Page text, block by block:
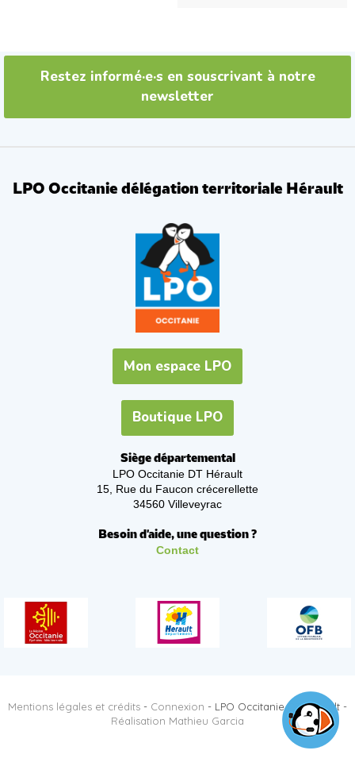
Restez informé·e·s en souscrivant à notre
newsletter
LPO Occitanie délégation territoriale Hérault
Mon espace LPO
Boutique LPO
Siège départemental
LPO Occitanie DT Hérault
15, Rue du Faucon crécerellette
34560 Villeveyrac
Besoin d'aide, une question ?
Contact
Mentions légales et crédits - Connexion - LPO Occitanie DT Hérault -
Réalisation Mathieu Garcia